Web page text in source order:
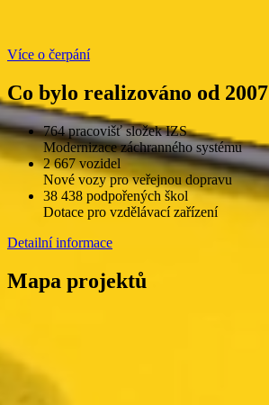
Více o čerpání
Co bylo realizováno od 2007
764 pracovišť složek IZS
Modernizace záchranného systému
2 667 vozidel
Nové vozy pro veřejnou dopravu
38 438 podpořených škol
Dotace pro vzdělávací zařízení
Detailní informace
Mapa projektů